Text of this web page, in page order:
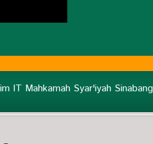
IT Mahkamah Syar'iyah Sinabang